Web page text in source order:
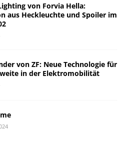
von Forvia Hella:
aus Heckleuchte und Spoiler im
von ZF: Neue Technologie für
in der Elektromobilität